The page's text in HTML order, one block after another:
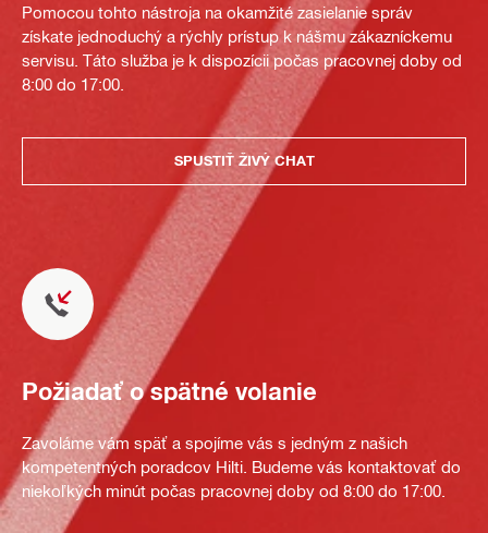
Pomocou tohto nástroja na okamžité zasielanie správ
získate jednoduchý a rýchly prístup k nášmu zákazníckemu
servisu. Táto služba je k dispozícii počas pracovnej doby od
8:00 do 17:00.
SPUSTIŤ ŽIVÝ CHAT
Požiadať o spätné volanie
Zavoláme vám späť a spojíme vás s jedným z našich
kompetentných poradcov Hilti. Budeme vás kontaktovať do
niekoľkých minút počas pracovnej doby od 8:00 do 17:00.